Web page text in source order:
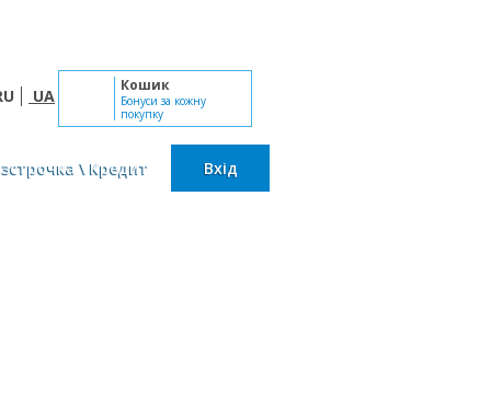
UA
Кошик
Бонуси за кожну
покупку
\ Кредит Вхід